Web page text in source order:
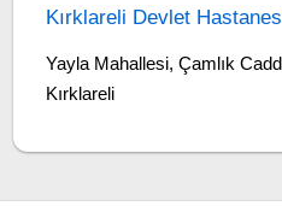
Kırklareli Devlet
Yayla Mahallesi, Çamlık
Kırklareli